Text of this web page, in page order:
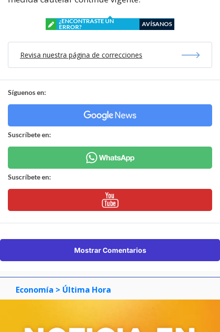
¿ENCONTRASTE UN
ERROR?
AVÍSANOS
Revisa nuestra página de correcciones
Síguenos en:
Suscríbete en:
Suscríbete en:
Mostrar Comentarios
Economía > Última Hora